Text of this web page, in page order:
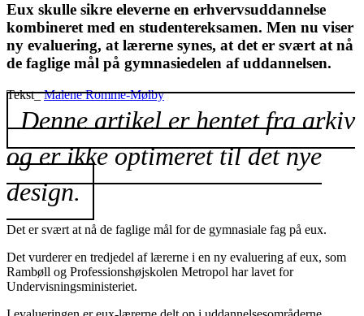
Eux skulle sikre eleverne en erhvervsuddannelse
kombineret med en studentereksamen. Men nu viser
ny evaluering, at lærerne synes, at det er svært at nå
de faglige mål på gymnasiedelen af uddannelsen.
Tekst_Malene Romme-Mølby
Denne artikel er hentet fra arkiv
og er ikke optimeret til det nye
design.
Det er svært at nå de faglige mål for de gymnasiale fag på eux.
Det vurderer en tredjedel af lærerne i en ny evaluering af eux, som
Rambøll og Professionshøjskolen Metropol har lavet for
Undervisningsministeriet.